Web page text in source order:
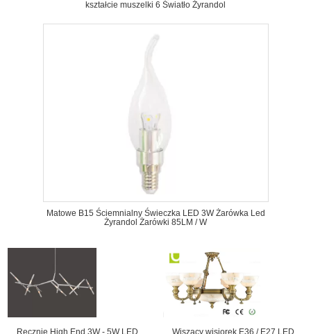
kształcie muszelki 6 Światło Żyrandol
Matowe B15 Ściemnialny Świeczka LED 3W Żarówka Led
Żyrandol Żarówki 85LM / W
Ręcznie High End 3W - 5W LED